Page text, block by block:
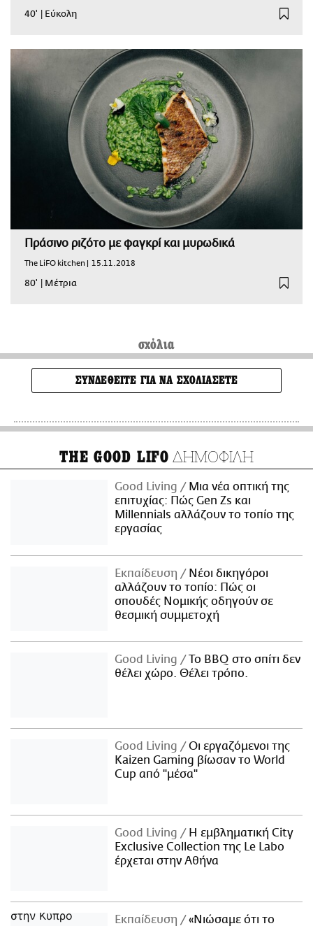
40' Εύκολη
Πράσινο ριζότο με φαγκρί και μυρωδικά
The LiFO kitchen | 15.11.2018
80' | Μέτρια
σχόλια
ΣΥΝΔΕΘΕΙΤΕ ΓΙΑ ΝΑ ΣΧΟΛΙΑΣΕΤΕ
THE GOOD LIFO ΔΗΜΟΦΙΛΗ
Good Living
Μια νέα οπτική της
επιτυχίας: Πώς Gen Zs και
Millennials αλλάζουν το τοπίο της
εργασίας
Εκπαίδευση
Νέοι δικηγόροι
αλλάζουν το τοπίο: Πώς οι
σπουδές Νομικής οδηγούν σε
θεσμική συμμετοχή
Good Living
Το BBQ στο σπίτι δεν
θέλει χώρο. Θέλει τρόπο.
Good Living
Οι εργαζόμενοι της
Kaizen Gaming βίωσαν το World
Cup από "μέσα"
Good Living
Η εμβληματική City
Exclusive Collection της Le Labo
έρχεται στην Αθήνα
Εκπαίδευση «Νιώσαμε ότι το